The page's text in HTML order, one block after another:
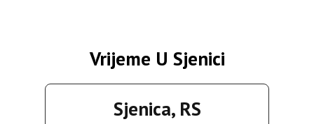
Vrijeme U Sjenici
Sjenica, RS